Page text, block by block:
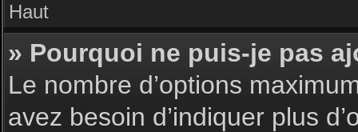
Haut
» Pourquoi ne puis-je pas
Le nombre d’options
avez besoin d’indiquer plus